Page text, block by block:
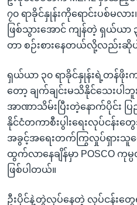
၇၀ ရာခိုင်နှုန်းကိုရောင်းပစ်မလ
ဖြစ်သွားအောင် ကျန်တဲ့ ရှယ်ယ
တာ စဉ်းစားနေတယ်လို့လည်းဆို
ရှယ်ယာ ၃၀ ရာခိုင်နှုန်းရဲ့တန်
တော့ ချက်ချင်းမသိနိုင်သေးပါဘူ
အာဏာသိမ်းပြီးတဲ့နောက်ပိုင်း
နိုင်ငံတကာစီးပွါးရေးလုပ်ငန်း
အခွင့်အရေးတက်ကြွလှုပ်ရှားသူ
ထွက်လာနေချိန်မှာ POSCO
ဖြစ်ပါတယ်။
ဦးပိုင်နဲ့တွဲလုပ်နေတဲ့ လုပ်ငန်းတွေ